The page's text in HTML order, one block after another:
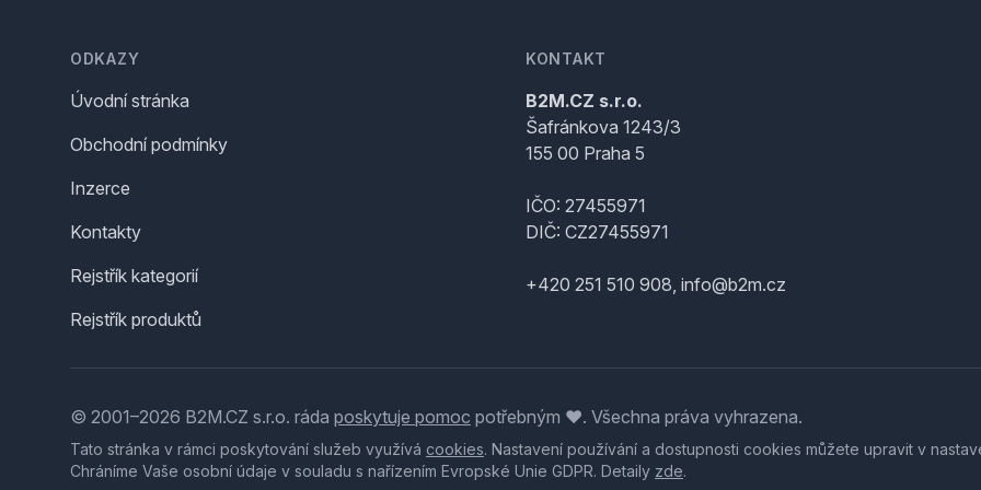
ODKAZY
Úvodní stránka
Obchodní podmínky
Inzerce
Kontakty
Rejstřík kategorií
Rejstřík produktů
KONTAKT
B2M.CZ s.r.o.
Šafránkova 1243/3
155 00 Praha 5
IČO: 27455971
DIČ: CZ27455971
+420 251 510 908, info@b2m.cz
© 2001–2026 B2M.CZ s.r.o. ráda poskytuje pomoc potřebným ♥️. Všechna práva vyhrazena.
Tato stránka v rámci poskytování služeb využívá cookies. Nastavení používání a dostupnosti cookies můžete upravit v
Chráníme Vaše osobní údaje v souladu s nařízením Evropské Unie GDPR. Detaily zde.